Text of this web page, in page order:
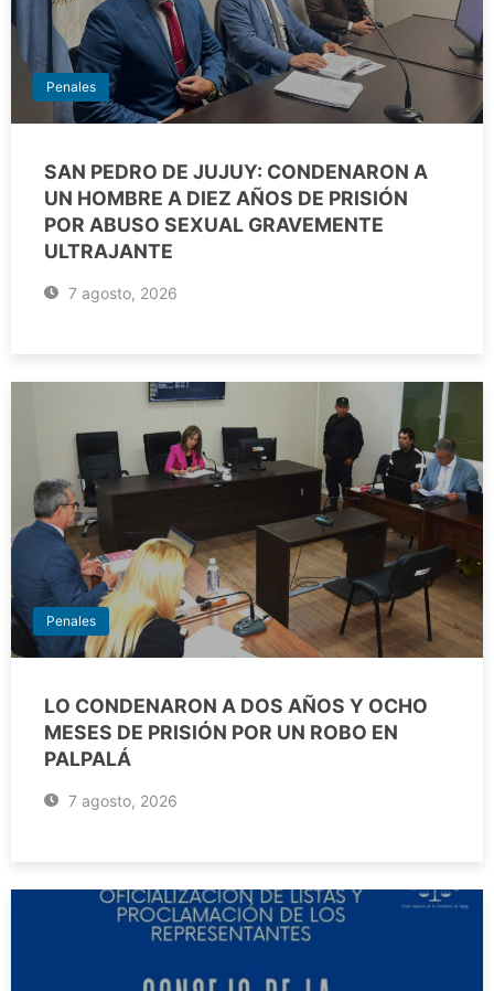
Penales
SAN PEDRO DE JUJUY: CONDENARON A
UN HOMBRE A DIEZ AÑOS DE PRISIÓN
POR ABUSO SEXUAL GRAVEMENTE
ULTRAJANTE
7 agosto, 2026
Penales
LO CONDENARON A DOS AÑOS Y OCHO
MESES DE PRISIÓN POR UN ROBO EN
PALPALÁ
7 agosto, 2026